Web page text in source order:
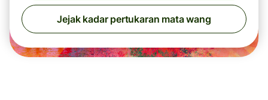
Jejak kadar pertukaran mata wang